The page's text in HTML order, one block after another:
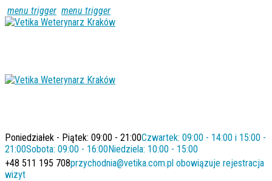
menu trigger menu trigger
Poniedziałek - Piątek: 09:00 - 21:00Czwartek: 09:00 - 14:00 i 15:00 -
21:00Sobota: 09:00 - 16:00Niedziela: 10:00 - 15:00
+48 511 195 708przychodnia@vetika.com.pl obowiązuje rejestracja
wizyt